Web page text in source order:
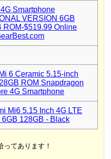
Smartphone
VERSION 6GB
ROM-$519.99 Online
6 Ceramic 5.15-inch
ROM Snapdragon
4G Smartphone
Mi6 5.15 Inch 4G LTE
6GB 128GB - Black
てあります！